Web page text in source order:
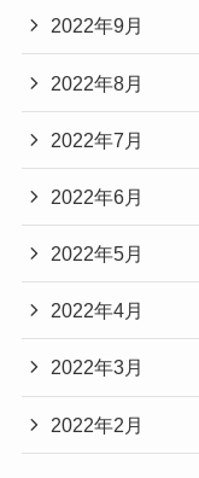
2022年9月
2022年8月
2022年7月
2022年6月
2022年5月
2022年4月
2022年3月
2022年2月